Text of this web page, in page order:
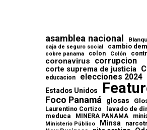
asamblea nacional
caja de seguro social cambio
cobre panama colon Colón
coronavirus corrupcion
corte suprema de justicia
educacion elecciones 2024
Estados Unidos
Foco Panamá glosas
Laurentino Cortizo lavado de
meduca MINERA PANAMA
Ministerio Público Minsa